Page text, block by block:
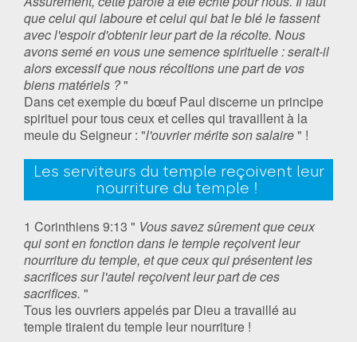
que celui qui laboure et celui qui bat le blé le fassent
avec l'espoir d'obtenir leur part de la récolte. Nous
avons semé en vous une semence spirituelle : serait-il
alors excessif que nous récoltions une part de vos
biens matériels ?"
Dans cet exemple du bœuf Paul discerne un principe
spirituel pour tous ceux et celles qui travaillent à la
meule du Seigneur : "l'ouvrier mérite son salaire" !
Les serviteurs du temple reçoivent leur
nourriture du temple !
1 Corinthiens 9:13 " Vous savez sûrement que ceux
qui sont en fonction dans le temple reçoivent leur
nourriture du temple, et que ceux qui présentent les
sacrifices sur l'autel reçoivent leur part de ces
sacrifices. "
Tous les ouvriers appelés par Dieu a travaillé au
temple tiraient du temple leur nourriture !